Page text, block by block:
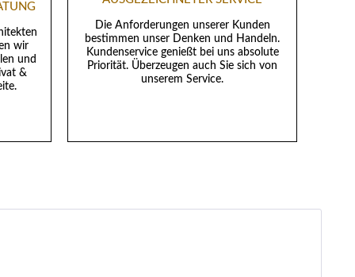
wir
und
&
Die Anforderungen unserer Kunden
bestimmen unser Denken und Handeln.
Kundenservice genießt bei uns absolute
Priorität. Überzeugen auch Sie sich von
unserem Service.